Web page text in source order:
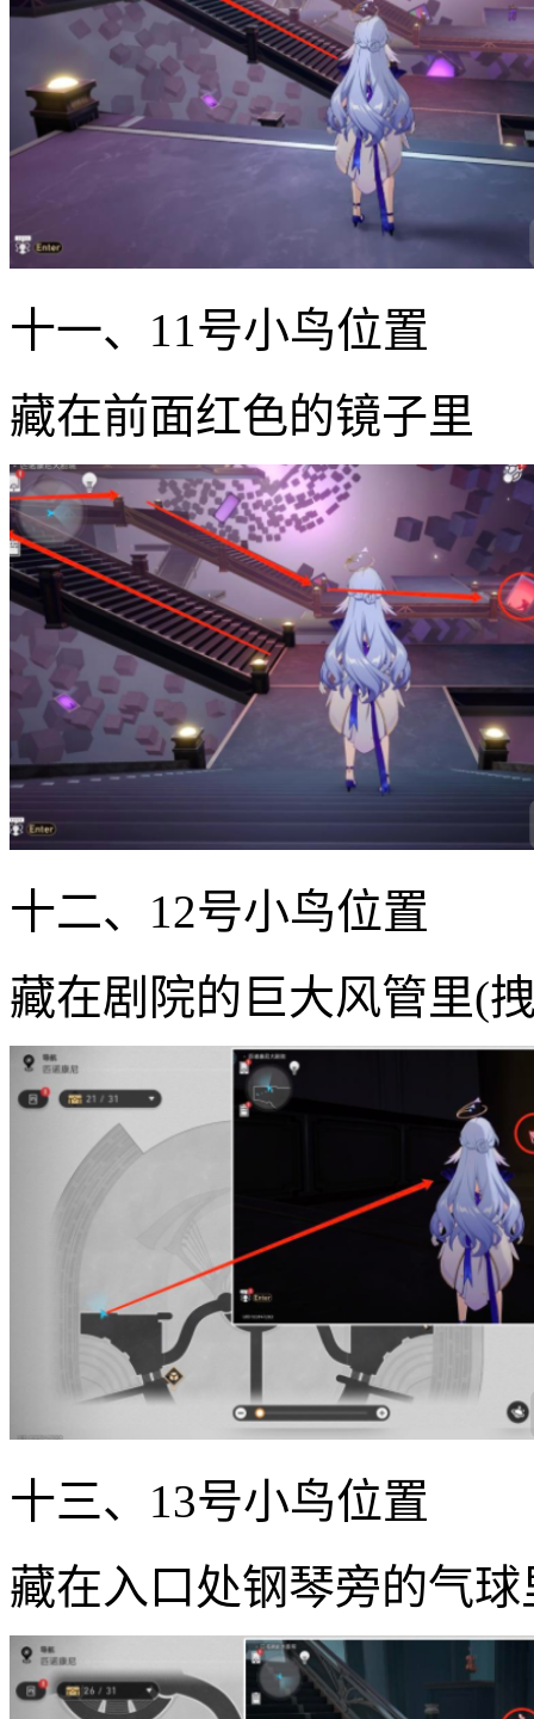
十一、11号小鸟位置
藏在前面红色的镜子里
十二、12号小鸟位置
藏在剧院的巨大风管里(
十三、13号小鸟位置
藏在入口处钢琴旁的气球